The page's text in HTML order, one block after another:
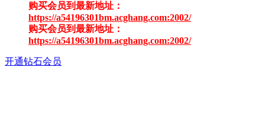
购买会员到最新地址：
https://a54196301bm.acghang.com:2002/
购买会员到最新地址：
https://a54196301bm.acghang.com:2002/
开通钻石会员